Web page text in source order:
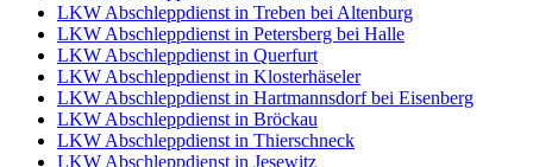
LKW Abschleppdienst in Treben bei Altenburg
LKW Abschleppdienst in Petersberg bei Halle
LKW Abschleppdienst in Querfurt
LKW Abschleppdienst in Klosterhäseler
LKW Abschleppdienst in Hartmannsdorf bei Eisenberg
LKW Abschleppdienst in Bröckau
LKW Abschleppdienst in Thierschneck
LKW Abschleppdienst in Jesewitz